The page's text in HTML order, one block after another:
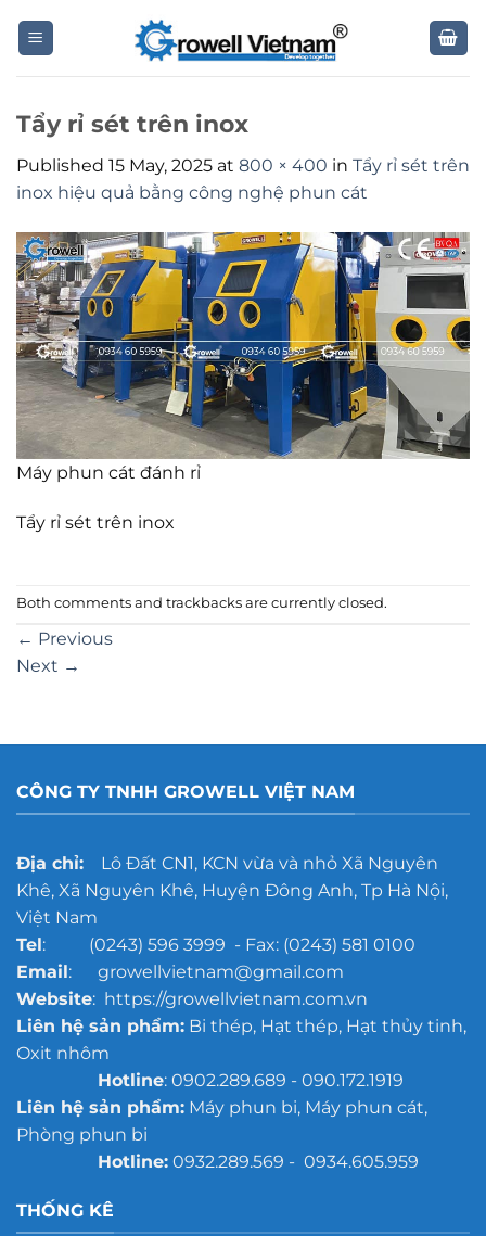
Tẩy rỉ sét trên inox
Published 15 May, 2025 at 800 × 400 in Tẩy rỉ sét trên
inox hiệu quả bằng công nghệ phun cát
Máy phun cát đánh rỉ
Tẩy rỉ sét trên inox
Both comments and trackbacks are currently closed.
← Previous
Next →
CÔNG TY TNHH GROWELL VIỆT NAM
Địa chỉ:Lô Đất CN1, KCN vừa và nhỏ Xã Nguyên
Khê, Xã Nguyên Khê, Huyện Đông Anh, Tp Hà Nội,
Việt Nam
Tel: (0243) 596 3999 - Fax: (0243) 581 0100
Email: growellvietnam@gmail.com
Website: https://growellvietnam.com.vn
Liên hệ sản phẩm:Bi thép, Hạt thép, Hạt thủy tinh,
Oxit nhôm
Hotline: 0902.289.689 - 090.172.1919
Liên hệ sản phẩm:Máy phun bi, Máy phun cát,
Phòng phun bi
Hotline:0932.289.569 - 0934.605.959
THỐNG KÊ